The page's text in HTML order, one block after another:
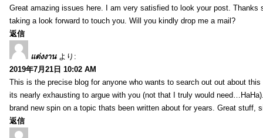
Great amazing issues here. I am very satisfied to look your post. Thanks
taking a look forward to touch you. Will you kindly drop me a mail?
返信
แต่งงาน より:
2019年7月21日 10:02 AM
This is the precise blog for anyone who wants to search out out about
its nearly exhausting to argue with you (not that I truly would
brand new spin on a topic thats been written about for years. Great stuff,
返信